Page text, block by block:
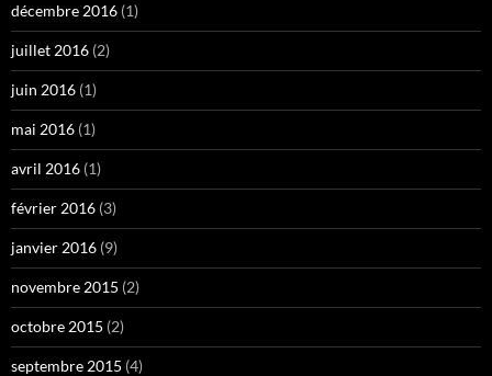
décembre 2016 (1)
juillet 2016 (2)
juin 2016 (1)
mai 2016 (1)
avril 2016 (1)
février 2016 (3)
janvier 2016 (9)
novembre 2015 (2)
octobre 2015 (2)
septembre 2015 (4)